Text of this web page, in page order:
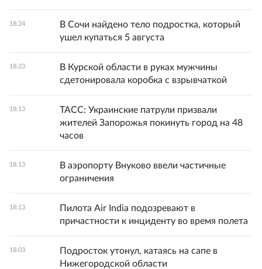
18:24
В Сочи найдено тело подростка, который
ушел купаться 5 августа
18:23
В Курской области в руках мужчины
сдетонировала коробка с взрывчаткой
18:13
ТАСС: Украинские патрули призвали
жителей Запорожья покинуть город на 48
часов
18:13
В аэропорту Внуково ввели частичные
ограничения
18:13
Пилота Air India подозревают в
причастности к инциденту во время полета
18:03
Подросток утонул, катаясь на сапе в
Нижегородской области